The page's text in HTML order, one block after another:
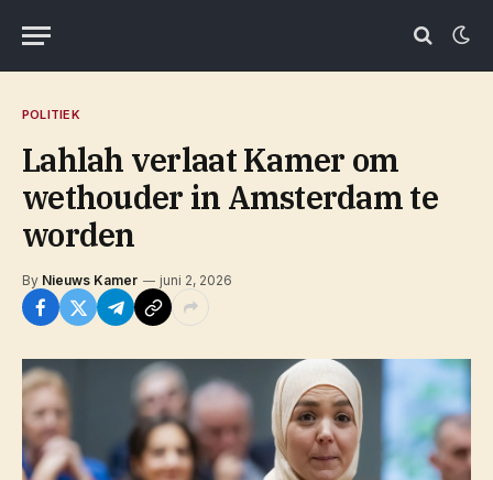
POLITIEK
Lahlah verlaat Kamer om
wethouder in Amsterdam te
worden
By Nieuws Kamer juni 2, 2026